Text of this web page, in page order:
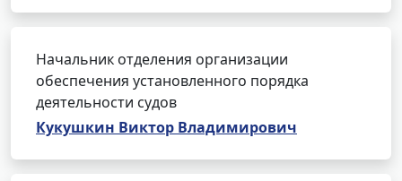
Начальник отделения организации
обеспечения установленного порядка
деятельности судов
Кукушкин Виктор Владимирович